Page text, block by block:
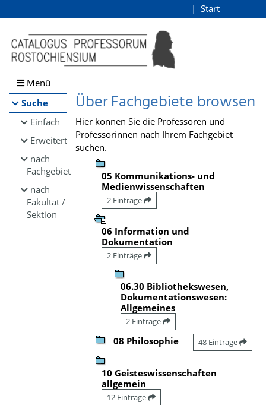
Browsen
direkt zum Inhalt
Start
Menü
Suche
Einfach
Erweitert
nach
Fachgebiet
nach
Fakultät /
Sektion
Über Fachgebiete browsen
Hier können Sie die Professoren und
Professorinnen nach Ihrem Fachgebiet
suchen.
05 Kommunikations- und
Medienwissenschaften
2 Einträge
06 Information und
Dokumentation
2 Einträge
06.30 Bibliothekswesen,
Dokumentationswesen:
Allgemeines
2 Einträge
08 Philosophie 48 Einträge
10 Geisteswissenschaften
allgemein
12 Einträge